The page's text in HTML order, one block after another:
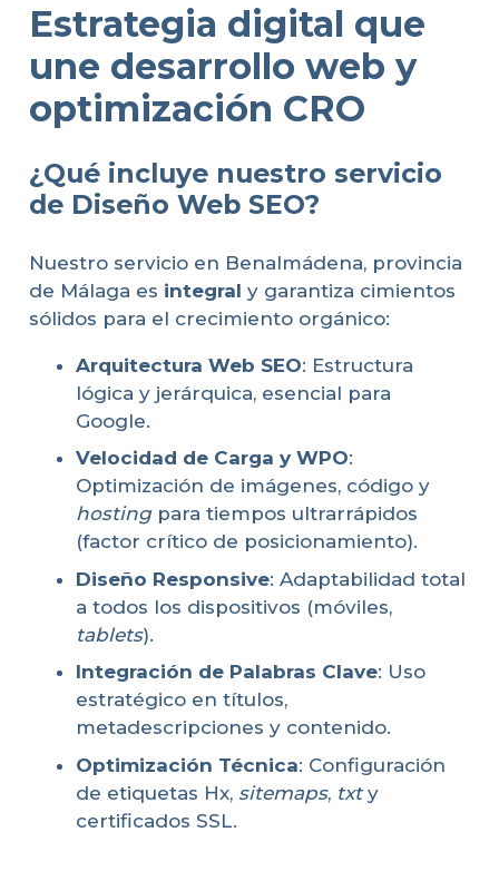
Estrategia digital que
une desarrollo web y
optimización CRO
¿Qué incluye nuestro servicio
de Diseño Web SEO?
Nuestro servicio en Benalmádena, provincia
de Málaga es integral y garantiza cimientos
sólidos para el crecimiento orgánico:
Arquitectura Web SEO: Estructura
lógica y jerárquica, esencial para
Google.
Velocidad de Carga y WPO:
Optimización de imágenes, código y
hostingpara tiempos ultrarrápidos
(factor crítico de posicionamiento).
Diseño Responsive: Adaptabilidad total
a todos los dispositivos (móviles,
tablets).
Integración de Palabras Clave: Uso
estratégico en títulos,
metadescripciones y contenido.
Optimización Técnica: Configuración
de etiquetas Hx, sitemaps, txty
certificados SSL.